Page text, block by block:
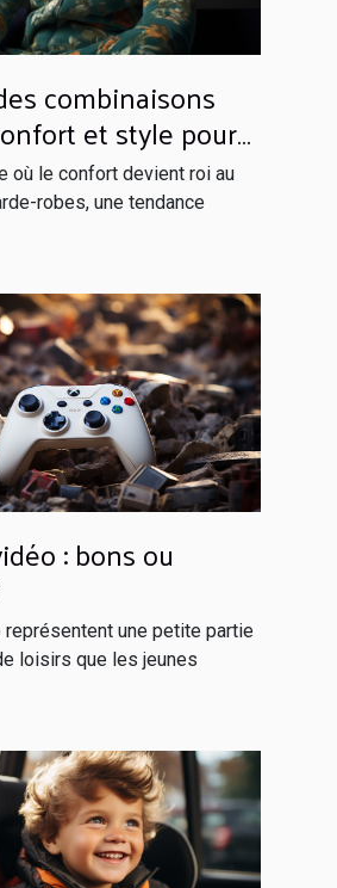
combinaisons
et style pour
où le confort devient roi au
robes, une tendance
: bons ou
représentent une petite partie
loisirs que les jeunes